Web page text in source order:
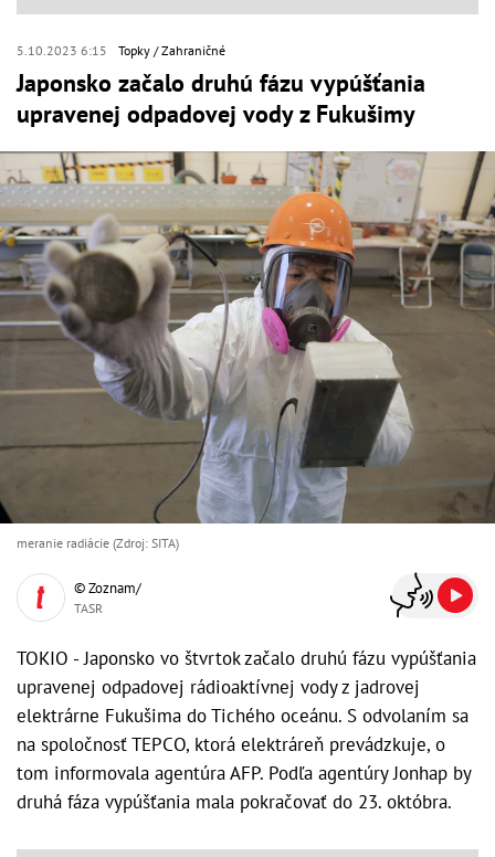
5.10.2023 6:15 Topky Zahraničné
Japonsko začalo druhú fázu vypúšťania
upravenej odpadovej vody z Fukušimy
meranie radiácie (Zdroj: SITA)
© Zoznam/
TASR
TOKIO - Japonsko vo štvrtok začalo druhú fázu vypúšťania
upravenej odpadovej rádioaktívnej vody z jadrovej
elektrárne Fukušima do Tichého oceánu. S odvolaním sa
na spoločnosť TEPCO, ktorá elektráreň prevádzkuje, o
tom informovala agentúra AFP. Podľa agentúry Jonhap by
druhá fáza vypúšťania mala pokračovať do 23. októbra.